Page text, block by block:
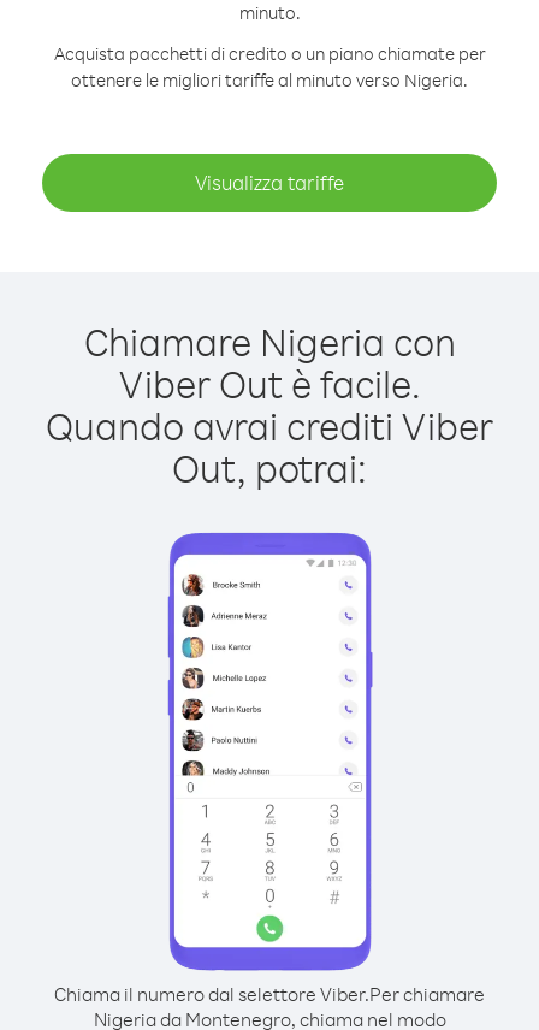
minuto.
Acquista pacchetti di credito o un piano chiamate per
ottenere le migliori tariffe al minuto verso Nigeria.
Visualizza tariffe
Chiamare Nigeria con
Viber Out è facile.
Quando avrai crediti Viber
Out, potrai:
Chiama il numero dal selettore Viber.Per chiamare
Nigeria da Montenegro, chiama nel modo